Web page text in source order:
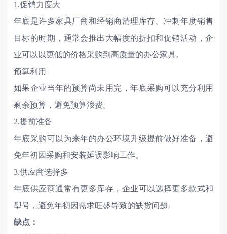
1.促销力度大
年底是许多家具厂商和经销商清理库存、冲刺年度销售
目标的时期，通常会推出大幅度的折扣和促销活动，企
业可以以更低的价格采购到高质量的办公家具。
预算利用
如果企业当年的预算尚未用完，年底采购可以充分利用
剩余预算，避免预算浪费。
2.提前准备
年底采购可以为来年的办公环境升级提前做好准备，避
免年初因采购和安装延误影响工作。
3.供应商选择多
年底供应商通常有更多库存，企业可以选择更多款式和
型号，避免年初因需求旺盛导致的缺货问题。
缺点：